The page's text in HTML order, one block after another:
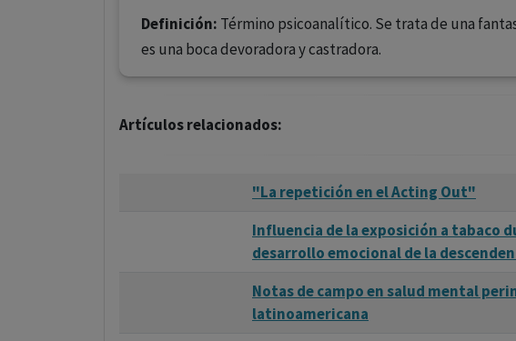
Definición: Término psicoanalítico. Se trata de una
es una boca devoradora y castradora.
Artículos relacionados:
"La repetición en el Acting Out"
Influencia de la exposición a tabaco
desarrollo emocional de la
Notas de campo en salud mental
latinoamericana